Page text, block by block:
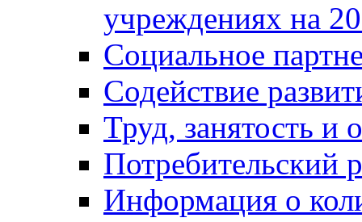
учреждениях на
Социальное
Содействие
Труд, занятость и
Потребительский
Информация о